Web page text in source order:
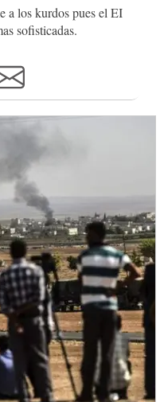
a los kurdos pues el EI
sofisticadas.